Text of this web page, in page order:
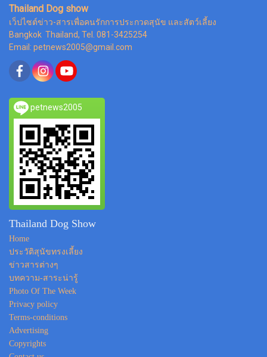
Thailand Dog show
เว็ปไซต์ข่าว-สารเพื่อคนรักการประกวดสุนัข และสัตว์เลี้ยง
Bangkok Thailand, Tel. 081-3425254
Email: petnews2005@gmail.com
petnews2005
Thailand Dog Show
Home
ประวัติสุนัขทรงเลี้ยง
ข่าวสารต่างๆ
บทความ-สาระน่ารู้
Photo Of The Week
Privacy policy
Terms-conditions
Advertising
Copyrights